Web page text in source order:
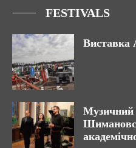
FESTIVALS
Виставка
Музичний